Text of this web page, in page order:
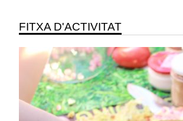
FITXA D'ACTIVITAT